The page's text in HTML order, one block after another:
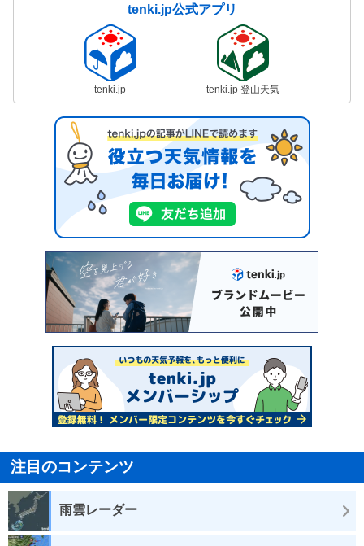
tenki.jp公式アプリ
tenki.jp tenki.jp 登山天気
注目のコンテンツ
雨雲レーダー